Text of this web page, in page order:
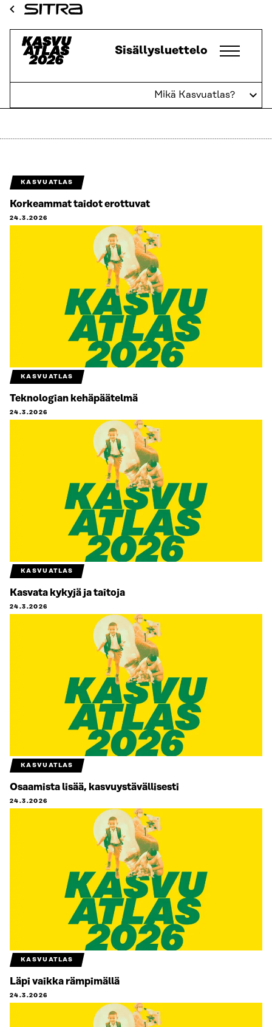
Siirry
sisältöön
Sitra
Kasvuatlas
Mikä Kasvuatlas?
Sisällysluettelo
KASVUATLAS
Korkeammat taidot erottuvat
24.3.2026
KASVUATLAS
Teknologian kehäpäätelmä
24.3.2026
KASVUATLAS
Kasvata kykyjä ja taitoja
24.3.2026
KASVUATLAS
Osaamista lisää, kasvuystävällisesti
24.3.2026
KASVUATLAS
Läpi vaikka rämpimällä
24.3.2026